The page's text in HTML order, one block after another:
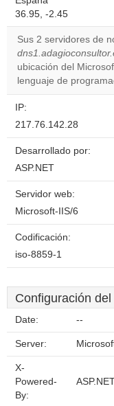
36.95, -2.45
Sus 2 servidores de
ubicación del
lenguaje de
IP:
217.76.142.28
Desarrollado por:
ASP.NET
Servidor web:
Microsoft-IIS/6
Codificación:
iso-8859-1
Configuración
Date: --
Server:
X-
Powered-
By: